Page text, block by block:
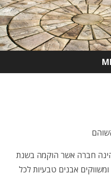
חברה אשר הוקמה בשנת
ומשווקים אבנים טבעיות לכל